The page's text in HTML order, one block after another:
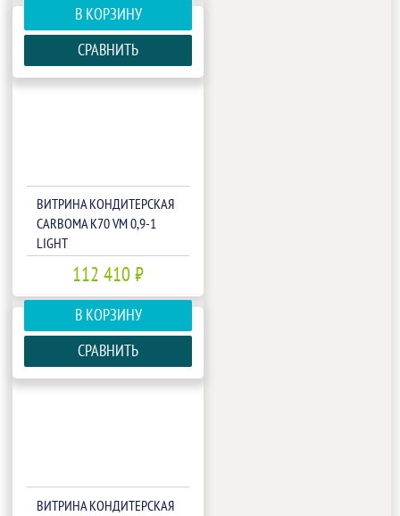
В КОРЗИНУ
СРАВНИТЬ
ВИТРИНА КОНДИТЕРСКАЯ
CARBOMA K70 VM 0,9-1
LIGHT
ПАТТЕРН(П0000007105)
112 410 ₽
В КОРЗИНУ
СРАВНИТЬ
ВИТРИНА КОНДИТЕРСКАЯ